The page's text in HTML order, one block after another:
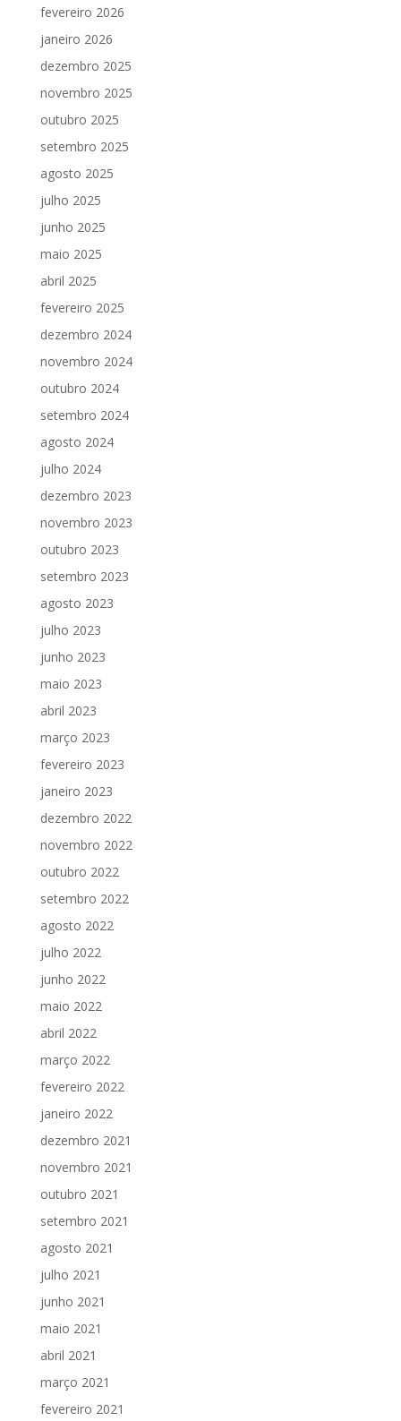
fevereiro 2026
janeiro 2026
dezembro 2025
novembro 2025
outubro 2025
setembro 2025
agosto 2025
julho 2025
junho 2025
maio 2025
abril 2025
fevereiro 2025
dezembro 2024
novembro 2024
outubro 2024
setembro 2024
agosto 2024
julho 2024
dezembro 2023
novembro 2023
outubro 2023
setembro 2023
agosto 2023
julho 2023
junho 2023
maio 2023
abril 2023
março 2023
fevereiro 2023
janeiro 2023
dezembro 2022
novembro 2022
outubro 2022
setembro 2022
agosto 2022
julho 2022
junho 2022
maio 2022
abril 2022
março 2022
fevereiro 2022
janeiro 2022
dezembro 2021
novembro 2021
outubro 2021
setembro 2021
agosto 2021
julho 2021
junho 2021
maio 2021
abril 2021
março 2021
fevereiro 2021